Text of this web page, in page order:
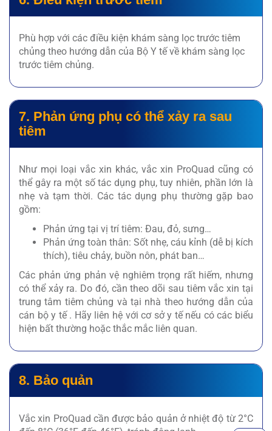
Phù hợp với các điều kiện khám sàng lọc trước tiêm
chủng theo hướng dẫn của Bộ Y tế về khám sàng lọc
trước tiêm chủng.
7. Phản ứng phụ có thể xảy ra sau
tiêm
Như mọi loại vắc xin khác, vắc xin ProQuad cũng có
thể gây ra một số tác dụng phụ, tuy nhiên, phần lớn là
nhẹ và tạm thời. Các tác dụng phụ thường gặp bao
gồm:
Phản ứng tại vị trí tiêm: Đau, đỏ, sưng…
Phản ứng toàn thân: Sốt nhẹ, cáu kỉnh (dễ bị kích
thích), tiêu chảy, buồn nôn, phát ban…
Các phản ứng phản vệ nghiêm trọng rất hiếm, nhưng
có thể xảy ra. Do đó, cần theo dõi sau tiêm vắc xin tại
trung tâm tiêm chủng và tại nhà theo hướng dẫn của
cán bộ y tế . Hãy liên hệ với cơ sở y tế nếu có các biểu
hiện bất thường hoặc thắc mắc liên quan.
8. Bảo quản
Vắc xin ProQuad cần được bảo quản ở nhiệt độ từ 2°C